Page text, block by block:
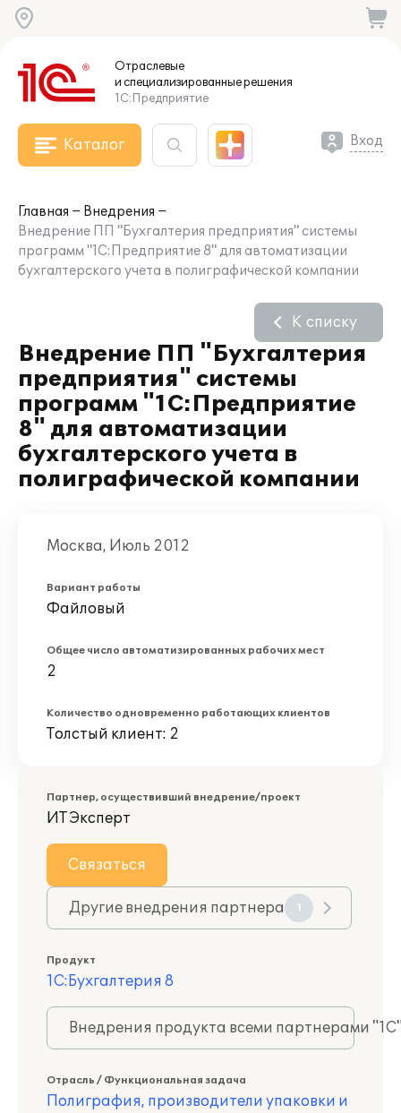
Отраслевые
и специализированныерешения
1С:Предприятие
Каталог Вход
Главная
Внедрения
Внедрение ПП "Бухгалтерия предприятия" системы
программ "1С:Предприятие 8" для автоматизации
бухгалтерского учета в полиграфической компании
Внедрение ПП "Бухгалтерия
предприятия" системы
программ "1С:Предприятие
8" для автоматизации
бухгалтерского учета в
полиграфической компании
К списку
Москва, Июль 2012
Вариант работы
Файловый
Общее число автоматизированных рабочих мест
2
Количество одновременно работающих клиентов
Толстый клиент: 2
Партнер, осуществивший внедрение/проект
ИТ Эксперт
Связаться
Другие внедрения партнера 1
Продукт
1С:Бухгалтерия 8
Внедрения продукта всеми партнерами
Отрасль / Функциональная задача
Полиграфия, производители упаковки и